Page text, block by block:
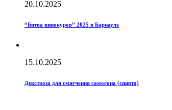
20.10.2025
“Битва винокуров” 2025 в Барнауле
15.10.2025
Декстроза для смягчения самогона (спирта)